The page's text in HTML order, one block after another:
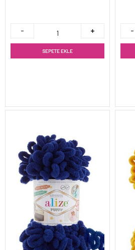
SEPETE EKLE